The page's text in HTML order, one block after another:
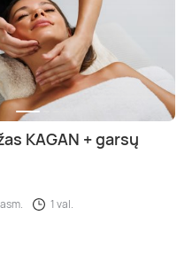
KAGAN + garsų
1 val.